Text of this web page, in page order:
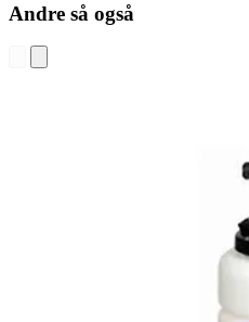
Andre så også